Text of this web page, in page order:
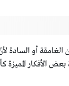
أو
بعض الأفكار